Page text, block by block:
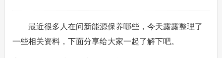
最近很多人在问新能源保养哪些，今天露露整理了
一些相关资料，下面分享给大家一起了解下吧。